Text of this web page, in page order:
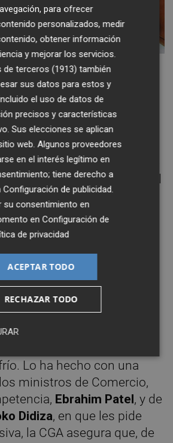
no deja de buscar vías que
a la implantación del
El presidente
Ramaphosa, así lo hizo, de
marzo en la propia capital
en Bruselas pronunció un
medida en el Forum de
días la patronal
la presión sobre
tratar de que presione a
Mundial de
interpuso un recurso a la
para tratar de evitar el
Lo ha hecho con una
ministros de Comercio,
Ebrahim Patel, y de
Didiza, en que les pide
la CGA asegura que, de
para ofrecer
personalizados, medir
obtener información
y mejorar los servicios.
de terceros (1913) también
sus datos para estos y
el uso de datos de
precisos y características
Sus elecciones se aplican
web. Algunos proveedores
en el interés legítimo en
tiene derecho a
Configuración de publicidad.
su consentimiento en
enConfiguración de
de privacidad
ACEPTAR TODO
RECHAZAR TODO